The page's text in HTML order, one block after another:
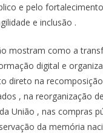
e pelo fortalecimento
e inclusão .
mostram como a
digital e
direto na recomposição
, na reorganização de
da União , nas compras
da memória